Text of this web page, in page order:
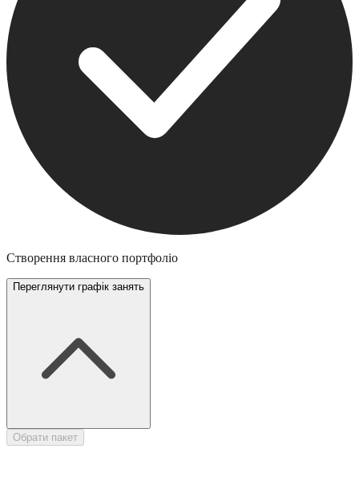
Створення власного портфоліо
Переглянути графік занять
Обрати пакет